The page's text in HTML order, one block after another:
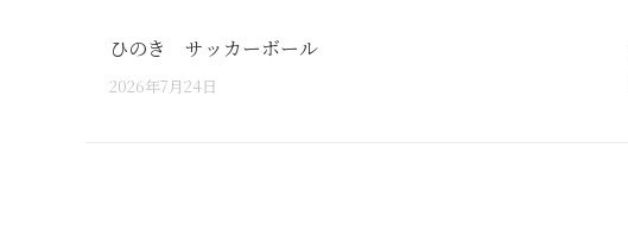
ひのき サッカーボール
2026年7月24日